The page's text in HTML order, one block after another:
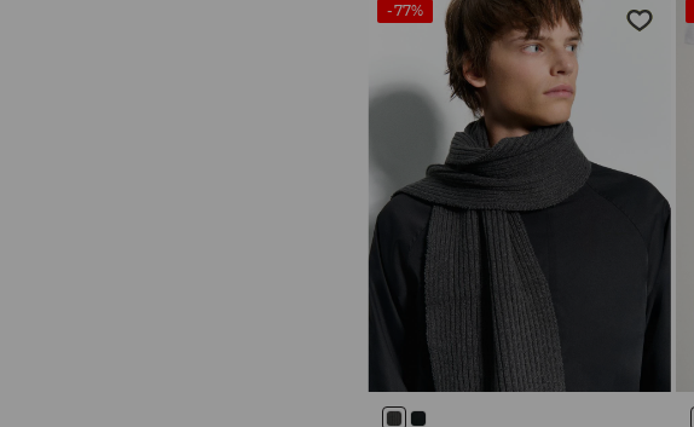
-77%